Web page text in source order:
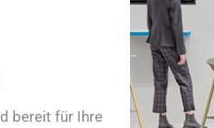
bereit für Ihre